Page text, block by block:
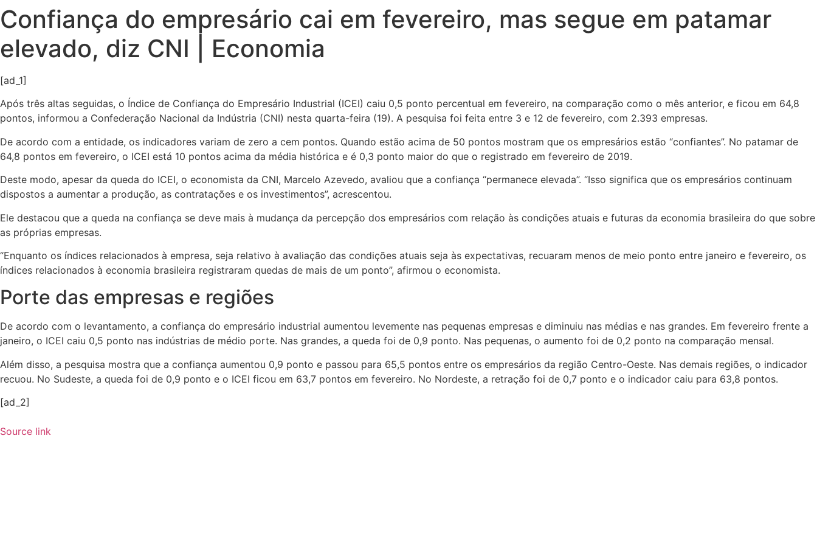
Confiança do empresário cai em fevereiro, mas segue em patamar
elevado, diz CNI | Economia
[ad_1]
Após três altas seguidas, o Índice de Confiança do Empresário Industrial (ICEI) caiu 0,5 ponto percentual em fevereiro, na comparação como o mês anterior, e ficou em 64,8
pontos, informou a Confederação Nacional da Indústria (CNI) nesta quarta-feira (19). A pesquisa foi feita entre 3 e 12 de fevereiro, com 2.393 empresas.
De acordo com a entidade, os indicadores variam de zero a cem pontos. Quando estão acima de 50 pontos mostram que os empresários estão “confiantes”. No patamar de
64,8 pontos em fevereiro, o ICEI está 10 pontos acima da média histórica e é 0,3 ponto maior do que o registrado em fevereiro de 2019.
Deste modo, apesar da queda do ICEI, o economista da CNI, Marcelo Azevedo, avaliou que a confiança “permanece elevada”. “Isso significa que os empresários continuam
dispostos a aumentar a produção, as contratações e os investimentos”, acrescentou.
Ele destacou que a queda na confiança se deve mais à mudança da percepção dos empresários com relação às condições atuais e futuras da economia brasileira do que sobre
as próprias empresas.
“Enquanto os índices relacionados à empresa, seja relativo à avaliação das condições atuais seja às expectativas, recuaram menos de meio ponto entre janeiro e fevereiro, os
índices relacionados à economia brasileira registraram quedas de mais de um ponto”, afirmou o economista.
Porte das empresas e regiões
De acordo com o levantamento, a confiança do empresário industrial aumentou levemente nas pequenas empresas e diminuiu nas médias e nas grandes. Em fevereiro frente a
janeiro, o ICEI caiu 0,5 ponto nas indústrias de médio porte. Nas grandes, a queda foi de 0,9 ponto. Nas pequenas, o aumento foi de 0,2 ponto na comparação mensal.
Além disso, a pesquisa mostra que a confiança aumentou 0,9 ponto e passou para 65,5 pontos entre os empresários da região Centro-Oeste. Nas demais regiões, o indicador
recuou. No Sudeste, a queda foi de 0,9 ponto e o ICEI ficou em 63,7 pontos em fevereiro. No Nordeste, a retração foi de 0,7 ponto e o indicador caiu para 63,8 pontos.
[ad_2]
Source link